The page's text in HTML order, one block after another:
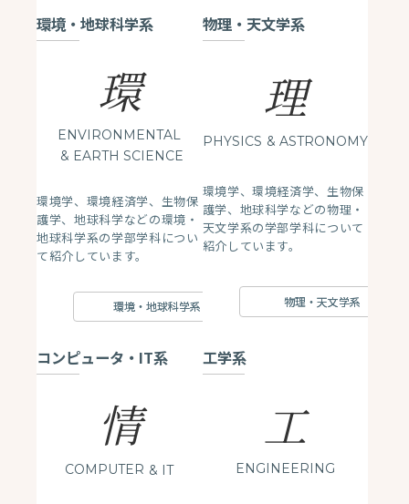
環境・地球科学系
環
ENVIRONMENTAL
& EARTH SCIENCE
環境学、環境経済学、生物保
護学、地球科学などの環境・
地球科学系の学部学科につい
て紹介しています。
環境・地球科学系
物理・天文学系
理
PHYSICS & ASTRONOMY
環境学、環境経済学、生物保
護学、地球科学などの物理・
天文学系の学部学科について
紹介しています。
物理・天文学系
コンピュータ・IT系
情
COMPUTER & IT
工学系
工
ENGINEERING